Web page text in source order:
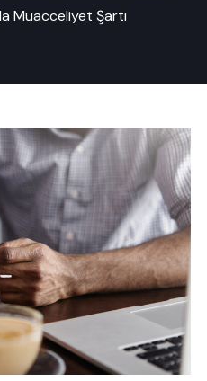
Muacceliyet Şartı